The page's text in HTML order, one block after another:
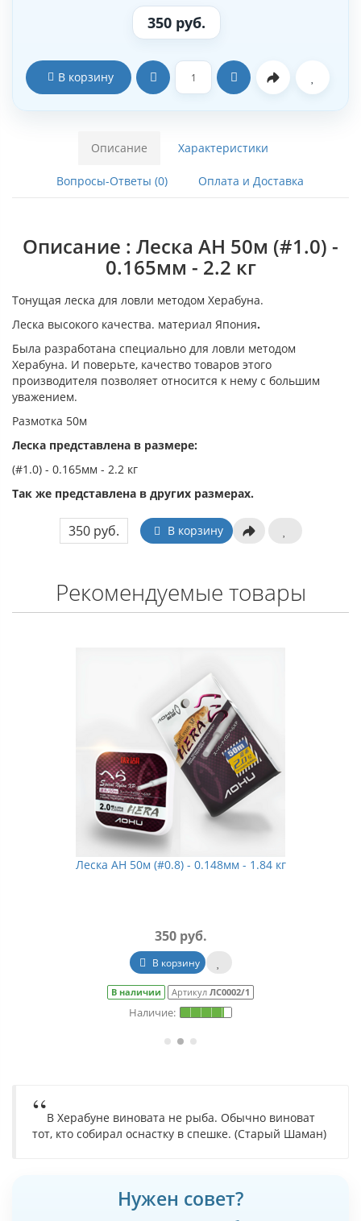
350 руб.
В корзину
Описание Характеристики
Вопросы-Ответы (0) Оплата и Доставка
Описание : Леска АН 50м (#1.0) -
0.165мм - 2.2 кг
Тонущая леска для ловли методом Херабуна.
Леска высокого качества. материал Япония.
Была разработана специально для ловли методом
Херабуна. И поверьте, качество товаров этого
производителя позволяет относится к нему с большим
уважением.
Размотка 50м
Леска представлена в размере:
(#1.0) - 0.165мм - 2.2 кг
Так же представлена в других размерах.
350 руб. В корзину
Рекомендуемые товары
Леска АН 50м (#0.8) - 0.148мм - 1.84 кг
350 руб.
В корзину
В наличии Артикул ЛС0002/1
В Херабуне виновата не рыба. Обычно виноват
тот, кто собирал оснастку в спешке. (Старый Шаман)
Нужен совет?